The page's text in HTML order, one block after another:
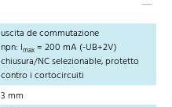
uscita de commutazione
npn: Imax = 200 mA (-UB+2V)
chiusura/NC selezionable, protetto
contro i cortocircuiti
3 mm